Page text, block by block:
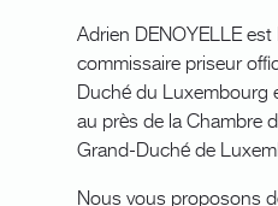
Adrien DENOYELLE est
commissaire priseur
Duché du Luxembourg
au près de la Chambre
Grand-Duché de
Nous vous proposons